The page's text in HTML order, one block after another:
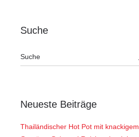
Suche
Neueste Beiträge
Thailändischer Hot Pot mit knackigem